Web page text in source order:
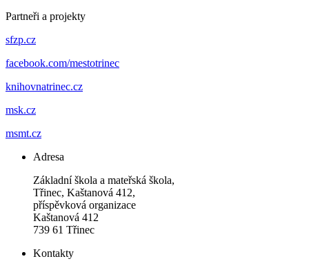
Partneři a projekty
sfzp.cz
facebook.com/mestotrinec
knihovnatrinec.cz
msk.cz
msmt.cz
Adresa
Základní škola a mateřská škola,
Třinec, Kaštanová 412,
příspěvková organizace
Kaštanová 412
739 61 Třinec
Kontakty